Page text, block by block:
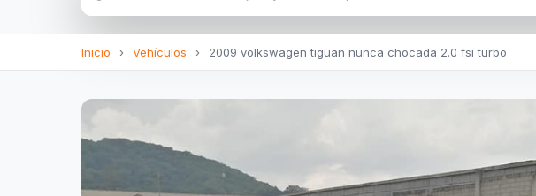
Inicio › Vehículos › 2009 volkswagen tiguan nunca chocada 2.0 fsi turbo